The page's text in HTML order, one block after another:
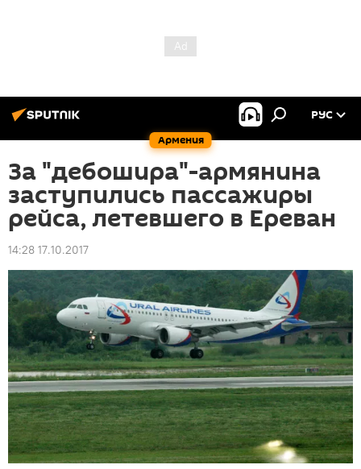
Армения
РУС
За "дебошира"-армянина
заступились пассажиры
рейса, летевшего в Ереван
14:28 17.10.2017